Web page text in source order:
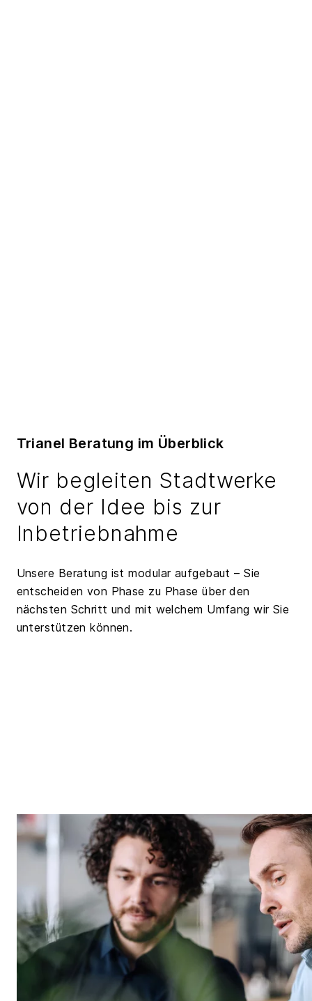
Trianel Beratung im Überblick
Wir begleiten Stadtwerke
von der Idee bis zur
Inbetriebnahme
Unsere Beratung ist modular aufgebaut – Sie
entscheiden von Phase zu Phase über den
nächsten Schritt und mit welchem Umfang wir Sie
unterstützen können.